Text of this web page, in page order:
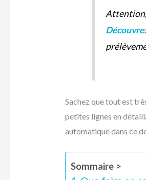
Attention,
Sachez que tout est
petites lignes en
automatique dans ce
Sommaire >